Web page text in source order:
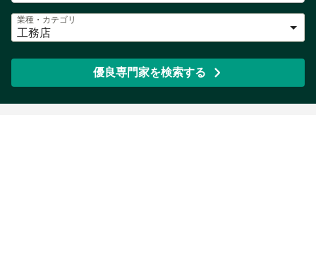
業種・カテゴリ
工務店
優良専門家を検索する